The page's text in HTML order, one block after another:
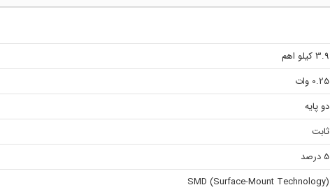
3.9 کیلو اهم
0.25 وات
دو پایه
ثابت
5 درصد
SMD (Surface-Mount Technology)